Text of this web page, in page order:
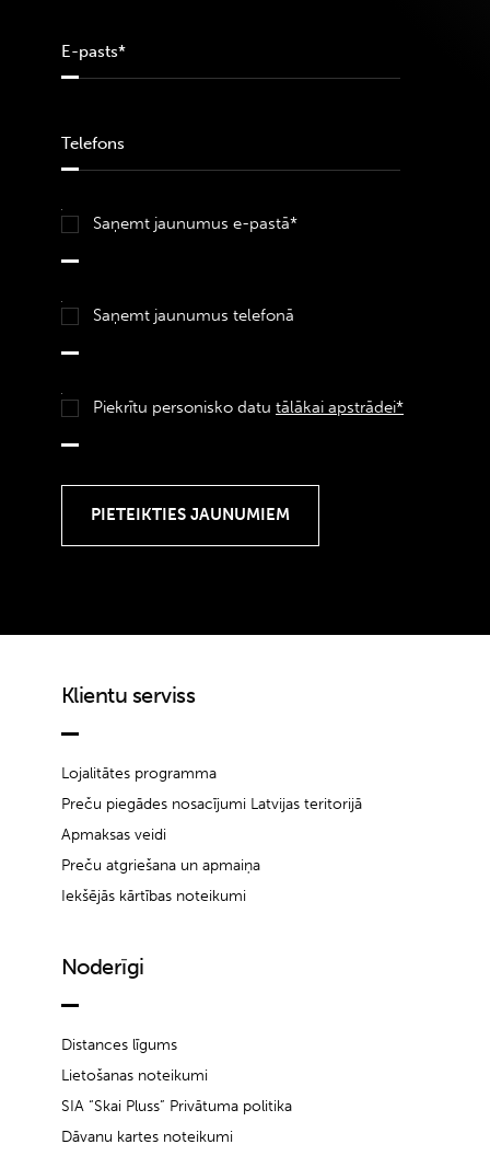
Saņemt jaunumus e-pastā*
Saņemt jaunumus telefonā
Piekrītu personisko datu tālākai apstrādei*
Klientu serviss
Lojalitātes programma
Preču piegādes nosacījumi Latvijas teritorijā
Apmaksas veidi
Preču atgriešana un apmaiņa
Iekšējās kārtības noteikumi
Noderīgi
Distances līgums
Lietošanas noteikumi
SIA “Skai Pluss” Privātuma politika
Dāvanu kartes noteikumi